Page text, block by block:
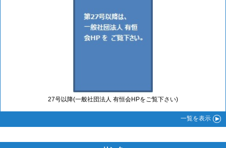
27号以降(一般社団法人 有恒会HPをご覧下さい)
一覧を表示